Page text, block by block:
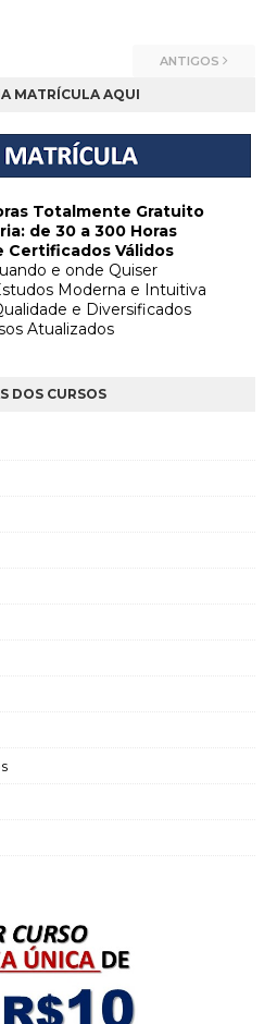
ANTIGOS
MATRÍCULA AQUI
Totalmente Gratuito
de 30 a 300 Horas
Certificados Válidos
e onde Quiser
Moderna e Intuitiva
e Diversificados
Atualizados
DOS CURSOS